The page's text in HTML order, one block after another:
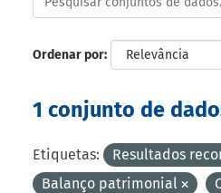
Ordenar por
1 conjunto de
Etiquetas:
Resultados
Balanço patrimonial